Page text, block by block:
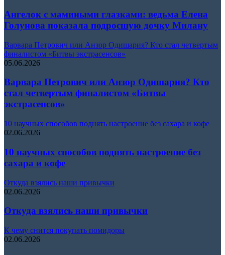
Ангелок с мамиными глазками: ведьма Елена
Голунова показала подросшую дочку Милану
Варвара Петрович или Анзор Одишария? Кто стал четвертым
финалистом «Битвы экстрасенсов»
05.06.2026
Варвара Петрович или Анзор Одишария? Кто
стал четвертым финалистом «Битвы
экстрасенсов»
10 научных способов поднять настроение без сахара и кофе
02.06.2026
10 научных способов поднять настроение без
сахара и кофе
Откуда взялись наши привычки
02.06.2026
Откуда взялись наши привычки
К чему снится покупать помидоры
02.06.2026